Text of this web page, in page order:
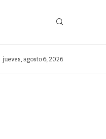
jueves, agosto 6, 2026